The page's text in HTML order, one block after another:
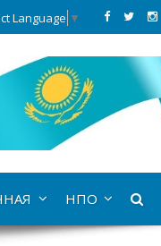
Language ▼
НПО